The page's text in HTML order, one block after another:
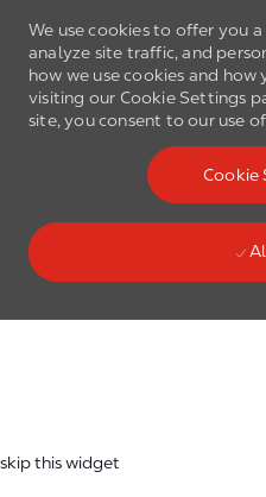
We use cookies to offer you
analyze site traffic, and
how we use cookies and
visiting our Cookie Settings
site, you consent to our use
Cookie
Skip to main content
skip this widget